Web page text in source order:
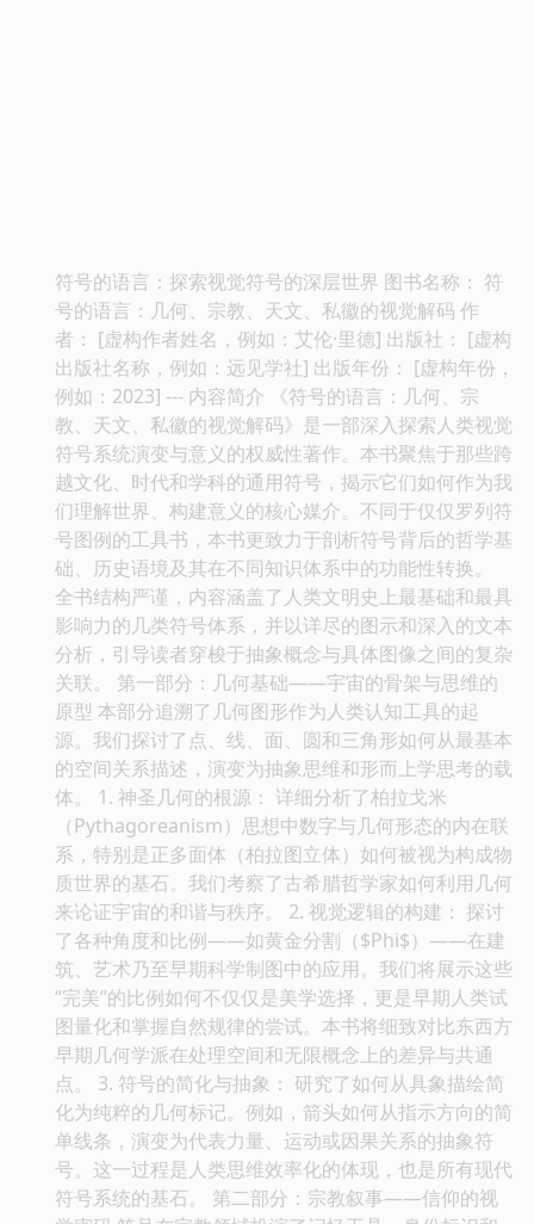
符号的语言：探索视觉符号的深层世界 图书名称： 符
号的语言：几何、宗教、天文、私徽的视觉解码 作
者： [虚构作者姓名，例如：艾伦·里德] 出版社： [虚构
出版社名称，例如：远见学社] 出版年份： [虚构年份，
例如：2023] --- 内容简介 《符号的语言：几何、宗
教、天文、私徽的视觉解码》是一部深入探索人类视觉
符号系统演变与意义的权威性著作。本书聚焦于那些跨
越文化、时代和学科的通用符号，揭示它们如何作为我
们理解世界、构建意义的核心媒介。不同于仅仅罗列符
号图例的工具书，本书更致力于剖析符号背后的哲学基
础、历史语境及其在不同知识体系中的功能性转换。
全书结构严谨，内容涵盖了人类文明史上最基础和最具
影响力的几类符号体系，并以详尽的图示和深入的文本
分析，引导读者穿梭于抽象概念与具体图像之间的复杂
关联。 第一部分：几何基础——宇宙的骨架与思维的
原型 本部分追溯了几何图形作为人类认知工具的起
源。我们探讨了点、线、面、圆和三角形如何从最基本
的空间关系描述，演变为抽象思维和形而上学思考的载
体。 1. 神圣几何的根源： 详细分析了柏拉戈米
（Pythagoreanism）思想中数字与几何形态的内在联
系，特别是正多面体（柏拉图立体）如何被视为构成物
质世界的基石。我们考察了古希腊哲学家如何利用几何
来论证宇宙的和谐与秩序。 2. 视觉逻辑的构建： 探讨
了各种角度和比例——如黄金分割（$Phi$）——在建
筑、艺术乃至早期科学制图中的应用。我们将展示这些
“完美”的比例如何不仅仅是美学选择，更是早期人类试
图量化和掌握自然规律的尝试。本书将细致对比东西方
早期几何学派在处理空间和无限概念上的差异与共通
点。 3. 符号的简化与抽象： 研究了如何从具象描绘简
化为纯粹的几何标记。例如，箭头如何从指示方向的简
单线条，演变为代表力量、运动或因果关系的抽象符
号。这一过程是人类思维效率化的体现，也是所有现代
符号系统的基石。 第二部分：宗教叙事——信仰的视